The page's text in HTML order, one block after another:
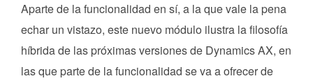
Aparte de la funcionalidad en sí, a la que vale la pena
echar un vistazo, este nuevo módulo ilustra la filosofía
híbrida de las próximas versiones de Dynamics AX, en
las que parte de la funcionalidad se va a ofrecer de